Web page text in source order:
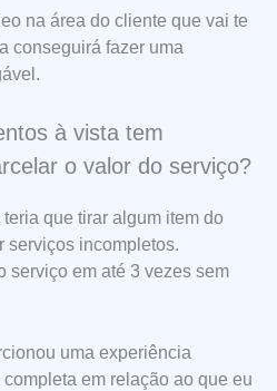
na área do cliente que vai te
conseguirá fazer uma
à vista tem
o valor do serviço?
que tirar algum item do
serviços incompletos.
serviço em até 3 vezes sem
uma experiência
em relação ao que eu